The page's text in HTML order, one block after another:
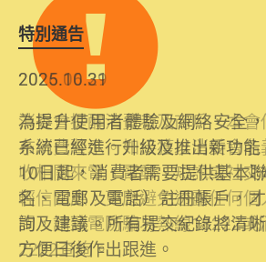
特別通告
2026.06.29
消委會提醒消費者及商戶，本
布消費警示。如接獲以消委會
收相關來電、電郵、短訊或社
輕信回應，更應避免透露任何
問，請致電防騙易熱線18222或
2222查詢。
2025.10.31
為提升使用者體驗及網絡安全
系統已經進行升級及推出新功
10日起，消費者需要提供基本
名、電郵及電話）註冊帳戶，
詢及建議。所有提交紀錄將清
方便日後作出跟進。